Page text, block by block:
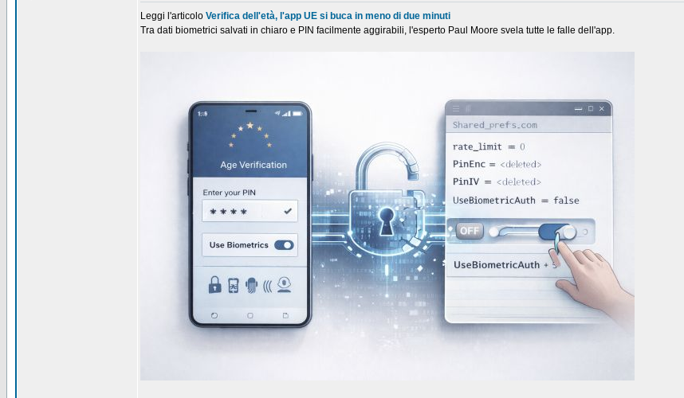
Leggi l'articolo Verifica dell'età, l'app UE si buca in meno di due minuti
Tra dati biometrici salvati in chiaro e PIN facilmente aggirabili, l'esperto Paul Moore svela tutte le falle dell'app.